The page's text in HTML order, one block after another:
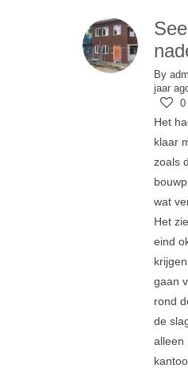
By
jaar
0
Het
klaar
zoals
wat
Het
eind
gaan
rond
de
alleen